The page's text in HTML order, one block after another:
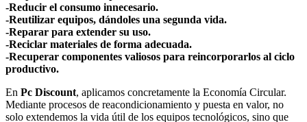
-Reducir el consumo innecesario.
-Reutilizar equipos, dándoles una segunda vida.
-Reparar para extender su uso.
-Reciclar materiales de forma adecuada.
-Recuperar componentes valiosos para reincorporarlos al ciclo
productivo.
En Pc Discount, aplicamos concretamente la Economía Circular.
Mediante procesos de reacondicionamiento y puesta en valor, no
solo extendemos la vida útil de los equipos tecnológicos, sino que